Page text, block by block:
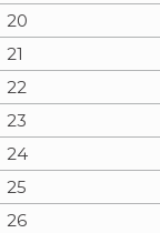
20
21
22
23
24
25
26